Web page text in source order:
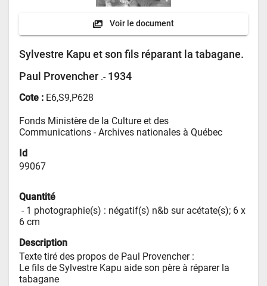
Voir le document
Sylvestre Kapu et son fils réparant la tabagane.
Paul Provencher .- 1934
Cote : E6,S9,P628
Fonds Ministère de la Culture et des
Communications - Archives nationales à Québec
Id
99067
Quantité
- 1 photographie(s) : négatif(s) n&b sur acétate(s); 6 x
6 cm
Description
Texte tiré des propos de Paul Provencher :
Le fils de Sylvestre Kapu aide son père à réparer la
tabagane